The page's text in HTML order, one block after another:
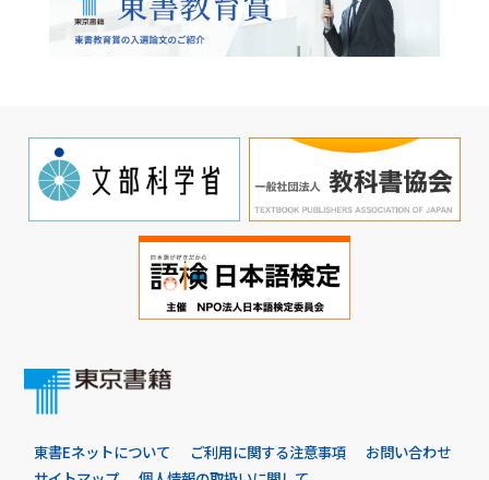
東書Eネットについて ご利用に関する注意事項
お問い合わせ